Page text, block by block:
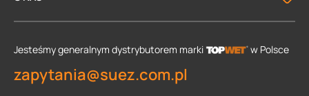
Jesteśmy generalnym dystrybutorem marki w Polsce
zapytania@suez.com.pl